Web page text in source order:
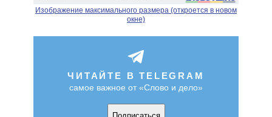
Изображение максимального размера (откроется в новом
окне)
ЧИТАЙТЕ В TELEGRAM
самое важное от «Слово и дело»